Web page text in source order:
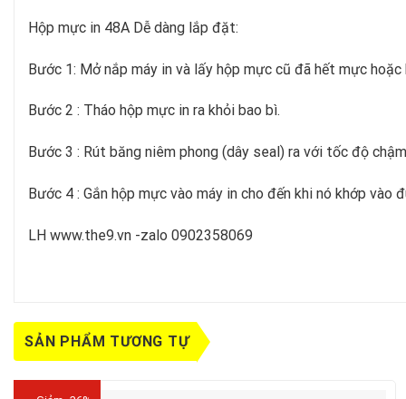
Hộp mực in 48A Dễ dàng lắp đặt:
Bước 1: Mở nắp máy in và lấy hộp mực cũ đã hết mực hoặc
Bước 2 : Tháo hộp mực in ra khỏi bao bì.
Bước 3 : Rút băng niêm phong (dây seal) ra với tốc độ
Bước 4 : Gắn hộp mực vào máy in cho đến khi nó khớp vào
LH www.the9.vn -zalo 0902358069
SẢN PHẨM TƯƠNG TỰ